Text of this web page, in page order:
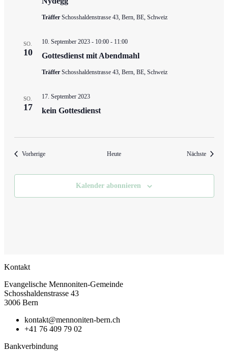
Träffer Schosshaldenstrasse 43, Bern, BE, Schweiz
SO.
10 Gottesdienst mit Abendmahl
10. September 2023 - 10:00- 11:00
Träffer Schosshaldenstrasse 43, Bern, BE, Schweiz
SO.
17 kein Gottesdienst
17. September 2023
VorherigeVeranstaltungen Heute Nächste
Kalender abonnieren
Kontakt
Evangelische Mennoniten-Gemeinde
Schosshaldenstrasse 43
3006 Bern
kontakt@mennoniten-bern.ch
+41 76 409 79 02
Bankverbindung